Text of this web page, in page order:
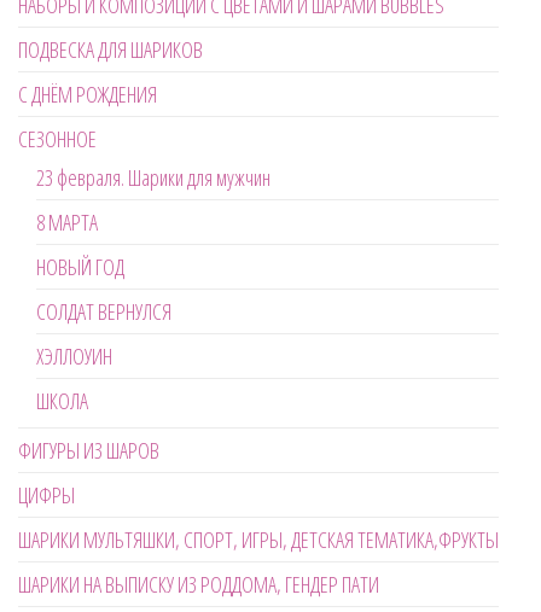
ПОДВЕСКА ДЛЯ ШАРИКОВ
С ДНЁМ РОЖДЕНИЯ
СЕЗОННОЕ
23 февраля. Шарики для мужчин
8 МАРТА
НОВЫЙ ГОД
СОЛДАТ ВЕРНУЛСЯ
ХЭЛЛОУИН
ШКОЛА
ФИГУРЫ ИЗ ШАРОВ
ЦИФРЫ
ШАРИКИ МУЛЬТЯШКИ, СПОРТ, ИГРЫ, ДЕТСКАЯ ТЕМАТИКА,ФРУКТЫ
ШАРИКИ НА ВЫПИСКУ ИЗ РОДДОМА, ГЕНДЕР ПАТИ